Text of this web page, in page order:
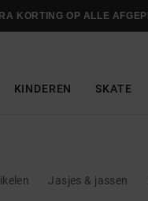
KORTING OP ALLE
KINDEREN SKATE
Jasjes & jassen